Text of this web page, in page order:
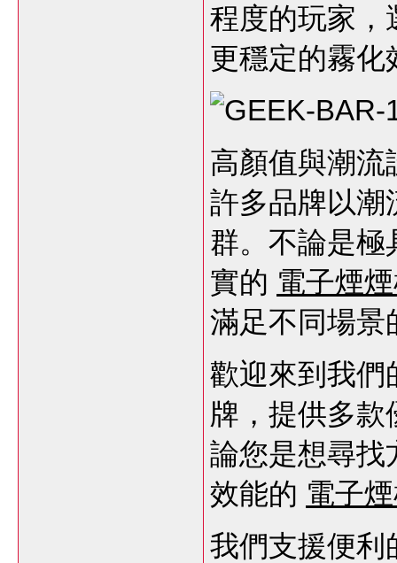
程度的玩家
更穩定的霧化
高顏值與潮流
許多品牌以潮
群。不論是
實的 電子煙
滿足不同場景
歡迎來到我們
牌，提供多款
論您是想尋
效能的 電子
我們支援便